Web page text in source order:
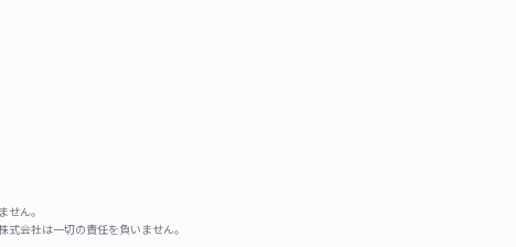
ん。
会社は一切の責任を負いません。